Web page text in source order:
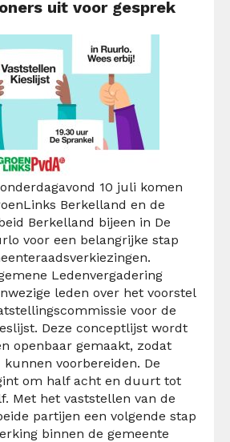
uit voor gesprek
10 juli komen
Berkelland en de
Berkelland bijeen in De
voor een belangrijke stap
Ledenvergadering
leden over het voorstel
voor de
Deze conceptlijst wordt
openbaar gemaakt, zodat
voorbereiden. De
om half acht en duurt tot
Met het vaststellen van de
partijen een volgende stap
binnen de gemeente